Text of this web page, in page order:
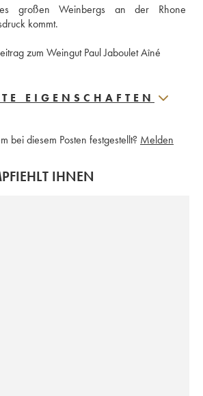
großen Weinbergs an der Rhone
kommt.
zum Weingut Paul Jaboulet Aîné
EIGENSCHAFTEN
bei diesem Posten festgestellt? Melden
IHNEN